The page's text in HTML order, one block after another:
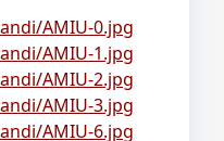
AMIU-0.jpg
AMIU-1.jpg
AMIU-2.jpg
AMIU-3.jpg
AMIU-6.jpg